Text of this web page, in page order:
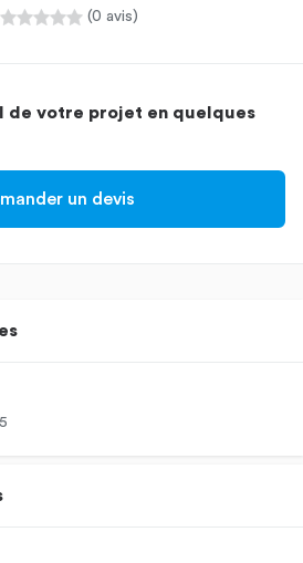
(0 avis)
de votre projet en quelques
un devis